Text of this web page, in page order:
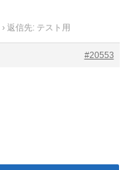
› 返信先: テスト用
#20553